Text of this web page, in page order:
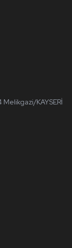
KAYSERİ